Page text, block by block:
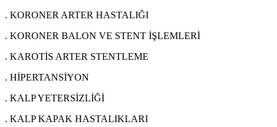
. KORONER ARTER HASTALIĞI
. KORONER BALON VE STENT İŞLEMLERİ
. KAROTİS ARTER STENTLEME
. HİPERTANSİYON
. KALP YETERSİZLİĞİ
. KALP KAPAK HASTALIKLARI